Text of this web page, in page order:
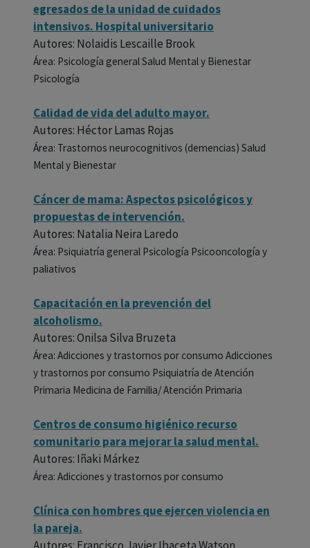
egresados de la unidad de cuidados
intensivos. Hospital universitario
Autores: Nolaidis Lescaille Brook
Área: Psicología general Salud Mental y Bienestar
Psicología
Calidad de vida del adulto mayor.
Autores: Héctor Lamas Rojas
Área: Trastornos neurocognitivos (demencias) Salud
Mental y Bienestar
Cáncer de mama: Aspectos psicológicos y
propuestas de intervención.
Autores: Natalia Neira Laredo
Área: Psiquiatría general Psicología Psicooncología y
paliativos
Capacitación en la prevención del
alcoholismo.
Autores: Onilsa Silva Bruzeta
Área: Adicciones y trastornos por consumo Adicciones
y trastornos por consumo Psiquiatría de Atención
Primaria Medicina de Familia/ Atención Primaria
Centros de consumo higiénico recurso
comunitario para mejorar la salud mental.
Autores: Iñaki Márkez
Área: Adicciones y trastornos por consumo
Clínica con hombres que ejercen violencia en
la pareja.